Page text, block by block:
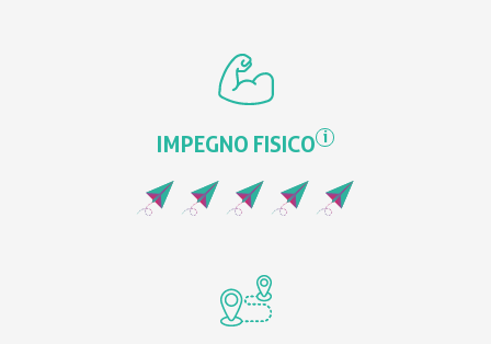
IMPEGNO FISICO i